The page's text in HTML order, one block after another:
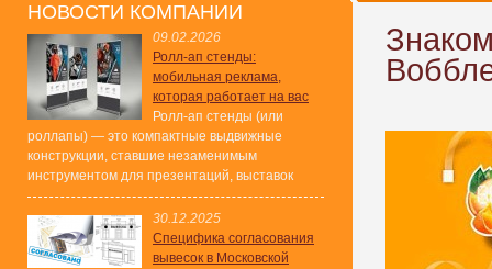
НОВОСТИ КОМПАНИИ
09.02.2026
Ролл-ап стенды:
мобильная реклама,
которая работает на вас
Ролл-ап стенды (или
роллапы) — это компактные выдвижные
конструкции, ставшие незаменимым
инструментом для презентаций, выставок
30.12.2025
Специфика согласования
вывесок в Московской